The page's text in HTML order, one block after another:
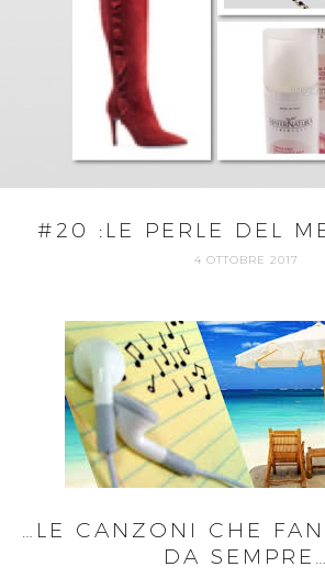
#20 :LE PERLE DEL
4 OTTOBRE 2017
…LE CANZONI CHE
DA SEMPRE…